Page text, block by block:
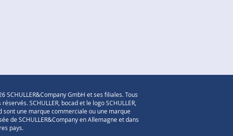
SCHULLER&Company GmbH et ses filiales. Tous
SCHULLER, bocad et le logo SCHULLER,
sont une marque commerciale ou une marque
de SCHULLER&Company en Allemagne et dans
pays.